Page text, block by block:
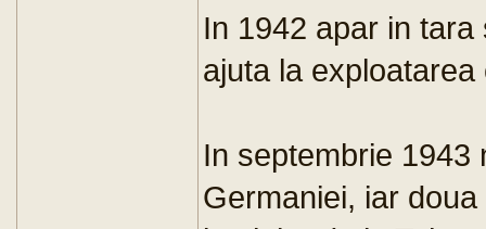
In 1942 apar in
ajuta la
In septembrie 1943
Germaniei, iar